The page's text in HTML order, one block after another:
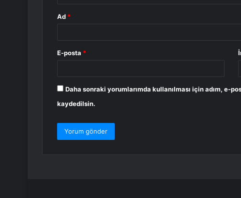
Ad *
E-posta *
Daha sonraki yorumlarımda kullanılması için adım, e-
kaydedilsin.